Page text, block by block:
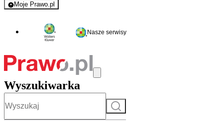
Moje Prawo.pl
- rejestracja i logowanie do serwisu
Nasze serwisy
Wyszukiwarka
Szukaj